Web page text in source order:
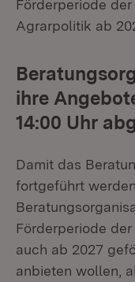
Förderperiode
Agrarpolitik ab
ihre
14:00 Uhr
Damit das
fortgeführt
Förderperiode
auch ab 2027
anbieten wollen,